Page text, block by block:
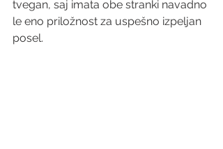
tvegan, saj imata obe stranki navadno
le eno priložnost za uspešno izpeljan
posel.